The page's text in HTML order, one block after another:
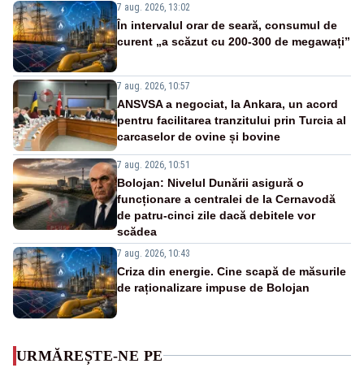
7 aug. 2026, 13:02
În intervalul orar de seară, consumul de
curent „a scăzut cu 200-300 de megawați”
7 aug. 2026, 10:57
ANSVSA a negociat, la Ankara, un acord
pentru facilitarea tranzitului prin Turcia al
carcaselor de ovine și bovine
7 aug. 2026, 10:51
Bolojan: Nivelul Dunării asigură o
funcționare a centralei de la Cernavodă
de patru-cinci zile dacă debitele vor
scădea
7 aug. 2026, 10:43
Criza din energie. Cine scapă de măsurile
de raționalizare impuse de Bolojan
URMĂREȘTE-NE PE